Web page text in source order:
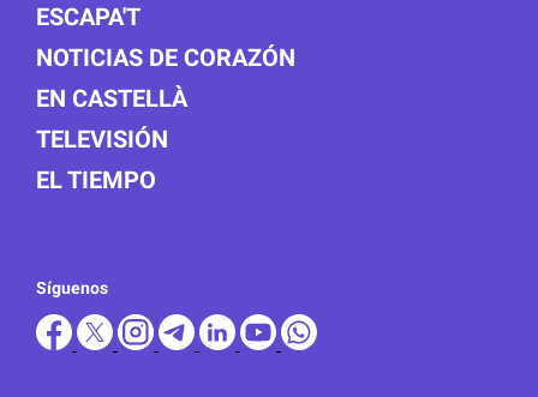
ESCAPA'T
NOTICIAS DE CORAZÓN
EN CASTELLÀ
TELEVISIÓN
EL TIEMPO
Síguenos